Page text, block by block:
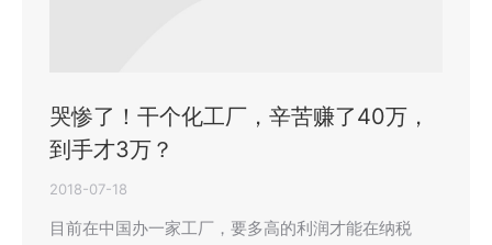
哭惨了！干个化工厂，辛苦赚了40万，
到手才3万？
2018-07-18
目前在中国办一家工厂，要多高的利润才能在纳税